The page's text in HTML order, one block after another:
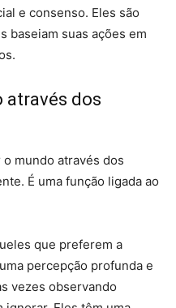
e consenso. Eles são
baseiam suas ações em
através dos
mundo através dos
É uma função ligada ao
que preferem a
percepção profunda e
vezes observando